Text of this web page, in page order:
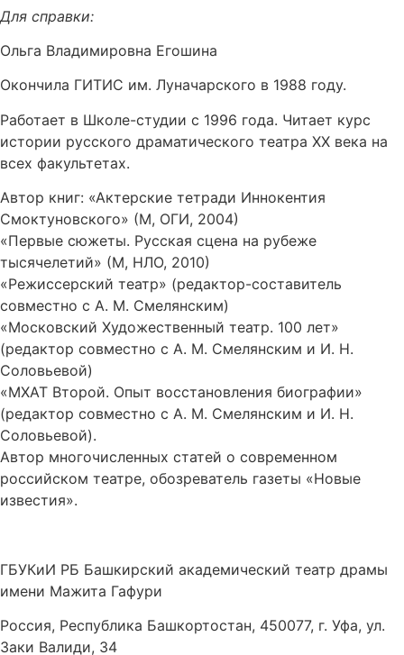
Для справки:
Ольга Владимировна Егошина
Окончила ГИТИС им. Луначарского в 1988 году.
Работает в Школе-студии с 1996 года. Читает курс
истории русского драматического театра XX века на
всех факультетах.
Автор книг: «Актерские тетради Иннокентия
Смоктуновского» (М, ОГИ, 2004)
«Первые сюжеты. Русская сцена на рубеже
тысячелетий» (М, НЛО, 2010)
«Режиссерский театр» (редактор-составитель
совместно с А. М. Смелянским)
«Московский Художественный театр. 100 лет»
(редактор совместно с А. М. Смелянским и И. Н.
Соловьевой)
«МХАТ Второй. Опыт восстановления биографии»
(редактор совместно с А. М. Смелянским и И. Н.
Соловьевой).
Автор многочисленных статей о современном
российском театре, обозреватель газеты «Новые
известия».
ГБУКиИ РБ Башкирский академический театр драмы
имени Мажита Гафури
Россия, Республика Башкортостан, 450077, г. Уфа, ул.
Заки Валиди, 34